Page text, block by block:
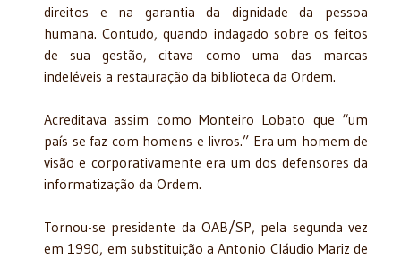
direitos e na garantia da dignidade da pessoa
humana. Contudo, quando indagado sobre os feitos
de sua gestão, citava como uma das marcas
indeléveis a restauração da biblioteca da Ordem.
Acreditava assim como Monteiro Lobato que “um
país se faz com homens e livros.” Era um homem de
visão e corporativamente era um dos defensores da
informatização da Ordem.
Tornou-se presidente da OAB/SP, pela segunda vez
em 1990, em substituição a Antonio Cláudio Mariz de